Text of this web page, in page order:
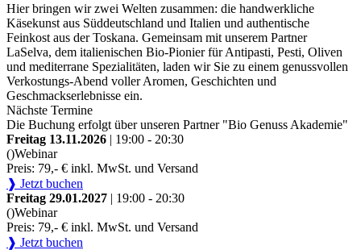
Hier bringen wir zwei Welten zusammen: die handwerkliche
Käsekunst aus Süddeutschland und Italien und authentische
Feinkost aus der Toskana. Gemeinsam mit unserem Partner
LaSelva, dem italienischen Bio-Pionier für Antipasti, Pesti, Oliven
und mediterrane Spezialitäten, laden wir Sie zu einem genussvollen
Verkostungs-Abend voller Aromen, Geschichten und
Geschmackserlebnisse ein.
Nächste Termine
Die Buchung erfolgt über unseren Partner "Bio Genuss Akademie"
Freitag 13.11.2026 | 19:00 - 20:30
()Webinar
Preis: 79,- € inkl. MwSt. und Versand
❱ Jetzt buchen
Freitag 29.01.2027 | 19:00 - 20:30
()Webinar
Preis: 79,- € inkl. MwSt. und Versand
❱ Jetzt buchen